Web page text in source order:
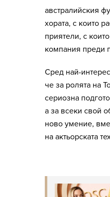
австралийския
хората, с които
приятели, с
компания преди
Сред най-
че за ролята на
сериозна
а за всеки свой
ново умение,
на актьорската